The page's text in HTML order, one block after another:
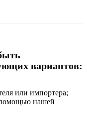
вариантов:
или импортера;
помощью нашей